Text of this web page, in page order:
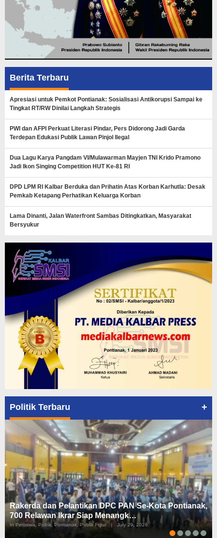
Berita Terbaru
Apresiasi untuk Pemkot Pontianak: Sosialisasi Antikorupsi Sampai ke
Tingkat RT/RW Dinilai Langkah Strategis
PWI dan AFPI Perkuat Literasi Pindar, Pers Didorong Jadi Garda
Terdepan Edukasi Publik Lawan Pinjol Ilegal
Dua Lagu Karya Pangdam VI/Mulawarman Mayjen TNI Krido Pramono
Jadi Ikon Singing Competition HUT Ke-81 RI
DPD LPM RI Kalbar Berduka dan Prihatin Atas Korban Karhutla: Desak
Pemkab Ketapang Perhatikan Keluarga Korban
Lama Dinanti, Jalan Waterfront Sambas Ditingkatkan, Masyarakat
Bersyukur
Politik Terbaru +
Rakerda dan Pelantikan DPC PAN Se-Kota Pontianak,
700 Relawan Ikrar Siap Menangk…
In Peristiwa, Politik, Pontianak, Publik Figur | July 29, 2026